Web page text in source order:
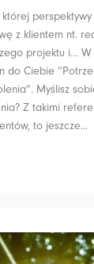
z klientem nt.
projektu i… W
do Ciebie
Myślisz
Z takimi
to jeszcze...